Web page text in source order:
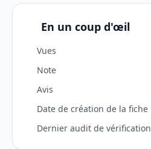
En un coup d'œil
Vues
Note
Avis
Date de création de la fiche
Dernier audit de vérification